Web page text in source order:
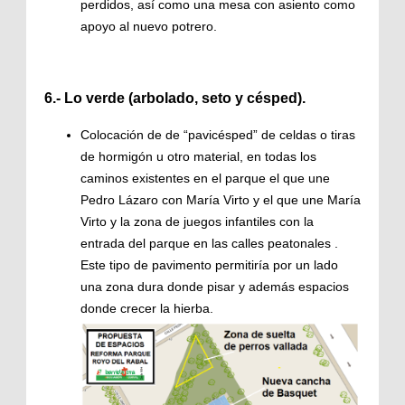
perdidos, así como una mesa con asiento como
apoyo al nuevo potrero.
6.- Lo verde (arbolado, seto y césped).
Colocación de de “pavicésped” de celdas o tiras
de hormigón u otro material, en todas los
caminos existentes en el parque el que une
Pedro Lázaro con María Virto y el que une María
Virto y la zona de juegos infantiles con la
entrada del parque en las calles peatonales .
Este tipo de pavimento permitiría por un lado
una zona dura donde pisar y además espacios
donde crecer la hierba.